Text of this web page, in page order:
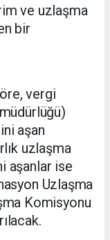
ve uzlaşma
bir
vergi
aşan
uzlaşma
aşanlar ise
Uzlaşma
Komisyonu